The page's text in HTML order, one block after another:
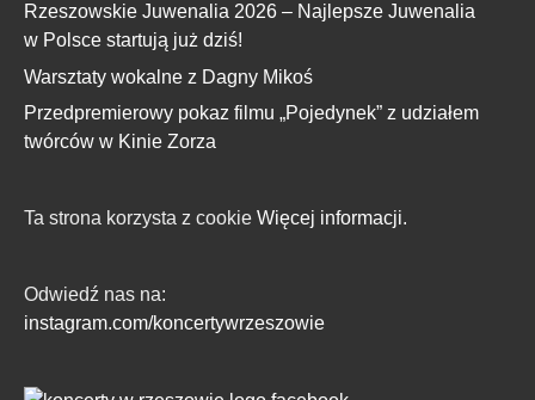
Rzeszowskie Juwenalia 2026 – Najlepsze Juwenalia
w Polsce startują już dziś!
Warsztaty wokalne z Dagny Mikoś
Przedpremierowy pokaz filmu „Pojedynek” z udziałem
twórców w Kinie Zorza
Ta strona korzysta z cookie Więcej informacji.
Odwiedź nas na:
instagram.com/koncertywrzeszowie